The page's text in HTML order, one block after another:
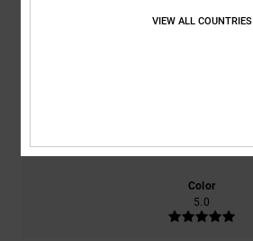
Color
5.0
VIEW ALL COUNTRIES